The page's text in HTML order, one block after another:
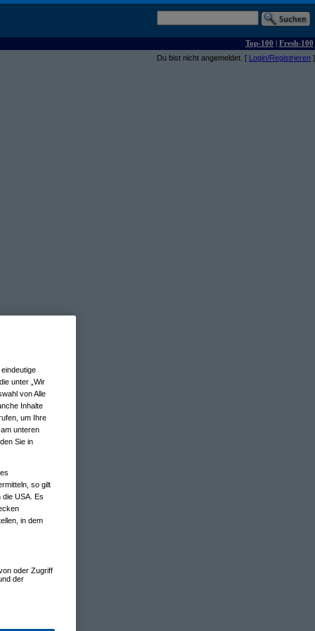
Top-100 | Fresh-100
Du bist nicht angemeldet. [ Login/Registrieren ]
unter „Wir
von Alle
Inhalte
um Ihre
unteren
Sie in
so gilt
die USA. Es
in dem
oder Zugriff
der